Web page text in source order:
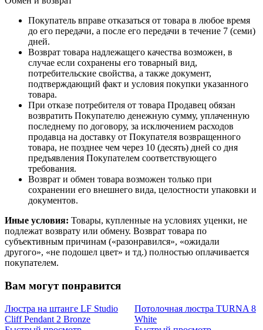
Покупатель вправе отказаться от товара в любое время
до его передачи, а после его передачи в течение 7 (семи)
дней.
Возврат товара надлежащего качества возможен, в
случае если сохранены его товарный вид,
потребительские свойства, а также документ,
подтверждающий факт и условия покупки указанного
товара.
При отказе потребителя от товара Продавец обязан
возвратить Покупателю денежную сумму, уплаченную
последнему по договору, за исключением расходов
продавца на доставку от Покупателя возвращенного
товара, не позднее чем через 10 (десять) дней со дня
предъявления Покупателем соответствующего
требования.
Возврат и обмен товара возможен только при
сохранении его внешнего вида, целостности упаковки и
документов.
Иные условия: Товары, купленные на условиях уценки, не
подлежат возврату или обмену. Возврат товара по
субъективным причинам («разонравился», «ожидали
другого», «не подошел цвет» и тд.) полностью оплачивается
покупателем.
Вам могут понравится
Люстра на штанге LF Studio
Cliff Pendant 2 Bronze
Потолочная люстра TURNA 8
White